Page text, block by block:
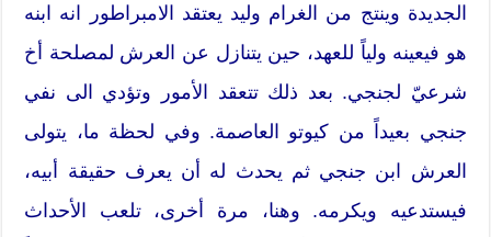
الجديدة وينتج من الغرام وليد يعتقد الامبراطور انه ابنه
هو فيعينه ولياً للعهد، حين يتنازل عن العرش لمصلحة أخ
شرعيّ لجنجي. بعد ذلك تتعقد الأمور وتؤدي الى نفي
جنجي بعيداً من كيوتو العاصمة. وفي لحظة ما، يتولى
العرش ابن جنجي ثم يحدث له أن يعرف حقيقة أبيه،
فيستدعيه ويكرمه. وهنا، مرة أخرى، تلعب الأحداث